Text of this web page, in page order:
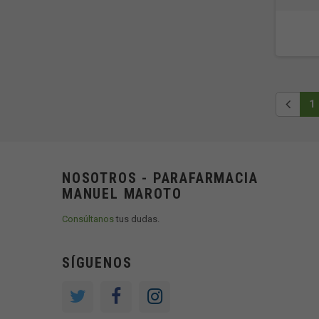
1
NOSOTROS - PARAFARMACIA
MANUEL MAROTO
Consúltanostus dudas.
SÍGUENOS